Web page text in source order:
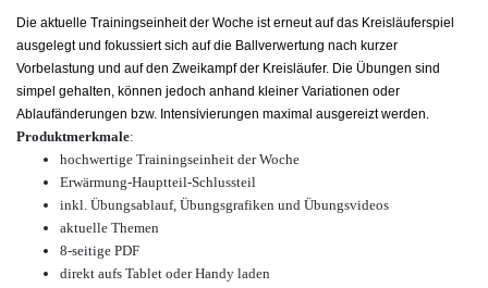
Die aktuelle Trainingseinheit der Woche ist erneut auf das Kreisläuferspiel
ausgelegt und fokussiert sich auf die Ballverwertung nach kurzer
Vorbelastung und auf den Zweikampf der Kreisläufer. Die Übungen sind
simpel gehalten, können jedoch anhand kleiner Variationen oder
Ablaufänderungen bzw. Intensivierungen maximal ausgereizt werden.
Produktmerkmale:
hochwertige Trainingseinheit der Woche
Erwärmung-Hauptteil-Schlussteil
inkl. Übungsablauf, Übungsgrafiken und Übungsvideos
aktuelle Themen
8-seitige PDF
direkt aufs Tablet oder Handy laden